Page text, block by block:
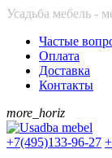
Усадьба мебель -
Частые
Оплата
Доставка
Контакты
more_horiz
+7(495)133-96-27